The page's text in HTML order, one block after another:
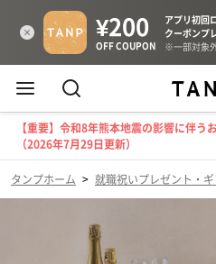
【重要】令和8年熊本地震の影響に伴
（2026年7月29日更新）
タンプホーム > 就職祝いプレゼント・ギ